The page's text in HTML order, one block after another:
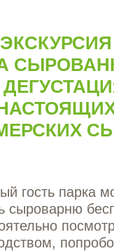
ЭКСКУРСИЯ
гость парка
сыроварню